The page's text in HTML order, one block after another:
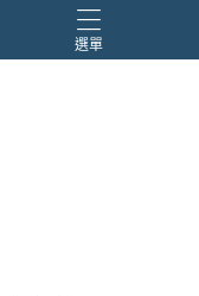
選單